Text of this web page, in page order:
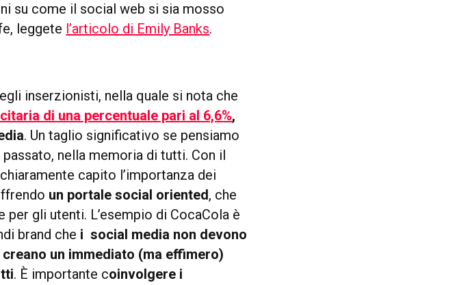
su come il social web si sia mosso
leggete l’articolo di Emily Banks.
inserzionisti, nella quale si nota che
di una percentuale pari al 6,6%,
. Un taglio significativo se pensiamo
nella memoria di tutti. Con il
chiaramente capito l’importanza dei
un portale social oriented, che
gli utenti. L’esempio di CocaCola è
brand che i social media non devono
un immediato (ma effimero)
. È importante coinvolgere i